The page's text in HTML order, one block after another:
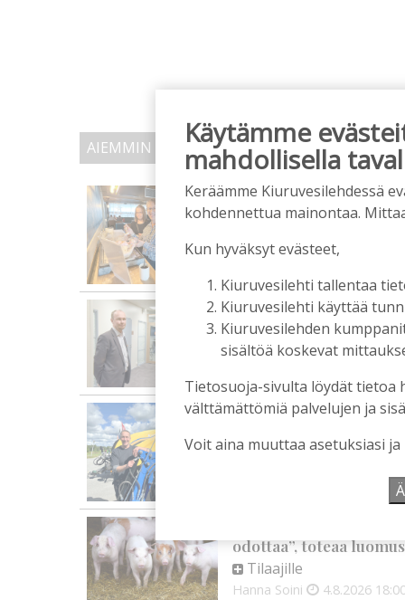
AIEMMIN AIHEESTA
Biokaasu,
ministeri Sari
Aku Laatikainen
OP Kaskimaan
alkuvuoden tulokseen
Tilaajille
Mikko Remes täyttää
Tilaajille
5.8.2026
odottaa”, toteaa
Tilaajille
Hanna Soini 4.8.2026
Käytämme
mahdollisella
Keräämme Kiuruvesilehdessä
kohdennettua mainontaa.
Kun hyväksyt evästeet,
Kiuruvesilehti tallentaa
Kiuruvesilehti käyttää
Kiuruvesilehden
sisältöä koskevat
Tietosuoja-sivulta löydät tietoa
välttämättömiä palvelujen ja
Voit aina muuttaa asetuksiasi